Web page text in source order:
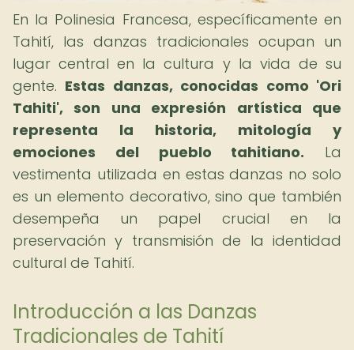
En la Polinesia Francesa, específicamente en
Tahití, las danzas tradicionales ocupan un
lugar central en la cultura y la vida de su
gente. Estas danzas, conocidas como 'Ori
Tahiti', son una expresión artística que
representa la historia, mitología y
emociones del pueblo tahitiano. La
vestimenta utilizada en estas danzas no solo
es un elemento decorativo, sino que también
desempeña un papel crucial en la
preservación y transmisión de la identidad
cultural de Tahití.
Introducción a las Danzas
Tradicionales de Tahití